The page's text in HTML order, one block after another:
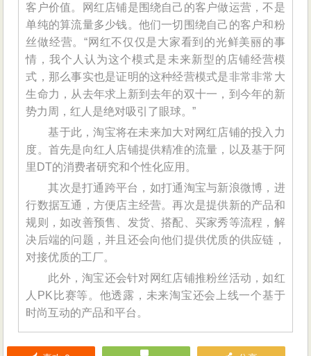
客户价值。网红店铺是围绕自己的客户做运营，不是
单纯的算流量多少钱。他们一切围绕自己的客户和粉
丝做经营。“网红不仅仅是大家看到的光鲜美丽的事
情，我个人认为这个模式是未来新型的店铺经营模
式，那么事实也是证明的这种经营模式是非常非常大
生命力，从去年求上新到去年的双十一，到今年的新
势力周，红人是绝对吸引了眼球。”
基于此，淘宝将在未来加大对网红店铺的投入力
度。首先是向红人店铺提供精准的流量，以及基于阿
里DT的消费者研究和个性化应用。
其次是打通跨平台，如打通淘宝与新浪微博，进
行数据互通，方便店主经营。再次是提供新的产品和
规则，如改善预售、发货、搭配、买家秀等流程，解
决后端的问题，并且还会向他们提供优质的供应链，
对接优质的工厂。
此外，淘宝还会针对网红店铺推粉丝活动，如红
人PK比赛等。他透露，未来淘宝还会上线一个基于
时尚互动的产品和平台。